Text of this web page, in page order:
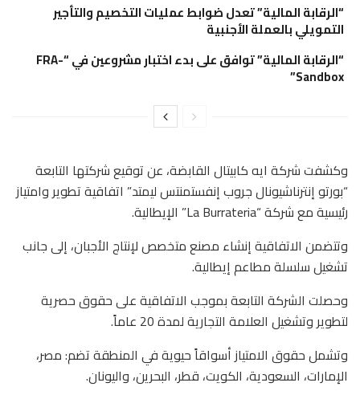
“الرقابة المالية” تعدل ضوابط عمليات التخصيم والتأجير
التمويلي بالعملة الأجنبية
“الرقابة المالية” توافق على بدء اختبار مشروعين في “FRA-
Sandbox”
وكشفت شركة ايه كابيتال القابضة، عن توقيع شركتها التابعة
“بورتو إنترناشيونال جروب إنفستمنتس ليمتد” اتفاقية تطوير وامتياز
رئيسية مع شركة “La Burrateria” الإيطالية.
وتتضمن الاتفاقية إنشاء مصنع متخصص لإنتاج الأجبان، إلى جانب
تشغيل سلسلة مطاعم إيطالية.
وحصلت الشركة التابعة بموجب الاتفاقية على حقوق حصرية
لتطوير وتشغيل العلامة التجارية لمدة 20 عاماً.
وتشمل حقوق الامتياز أسواقاً حيوية في المنطقة تضم: مصر،
الإمارات، السعودية، الكويت، قطر، البحرين، واليونان.